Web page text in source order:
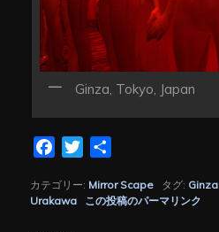
Ginza, Tokyo, Japan
FacebookTwitter
カテゴリー: Mirror Scape タグ: Ginza
Urakawa
この投稿のパーマリンク